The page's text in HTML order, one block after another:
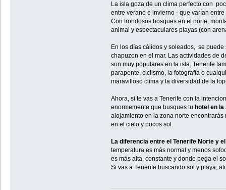
La isla goza de un clima perfecto con
entre verano e invierno - que varían
Con frondosos bosques en el norte,
animal y espectaculares playas (con
En los días cálidos y soleados, se
chapuzon en el mar. Las actividades de
son muy populares en la isla. Tenerife
parapente, ciclismo, la fotografía o
maravilloso clima y la diversidad de la
Ahora, si te vas a Tenerife con la
enormemente que busques tu hotel en
alojamiento en la zona norte
en el cielo y pocos sol.
La diferencia entre el Tenerife Norte y
temperatura es más normal y menos
es más alta, constante y donde pega el
Si vas a Tenerife buscando sol y playa,